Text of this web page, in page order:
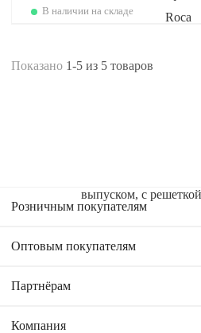
В наличии на складе
Показано 1-5 из 5 товаров
Розничным покупателям
Оптовым покупателям
Партнёрам
Компания